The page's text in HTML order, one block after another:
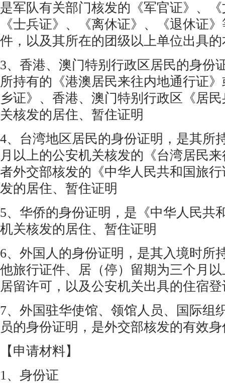
是军队有关部门核发的《军官证》、
《士兵证》、《离休证》、《退休证
件，以及其所在的团级以上单位出具
3、香港、澳门特别行政区居民的身份
所持有的《港澳居民来往内地通行证
乡证》、香港、澳门特别行政区《居
关核发的居住、暂住证明
4、台湾地区居民的身份证明，是其所
月以上的公安机关核发的《台湾居民
者外交部核发的《中华人民共和国旅
发的居住、暂住证明
5、华侨的身份证明，是《中华人民共
机关核发的居住、暂住证明
6、外国人的身份证明，是其入境时所
他旅行证件、居（停）留期为三个月
居留许可，以及公安机关出具的住宿
7、外国驻华使馆、领馆人员、国际组
员的身份证明，是外交部核发的有效
【申请材料】
1、身份证